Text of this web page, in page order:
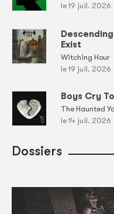
le 19 juil. 2026
Exist
Witching Hour
le 19 juil. 2026
Boys Cry
The Haunted
le 14 juil. 2026
Dossiers